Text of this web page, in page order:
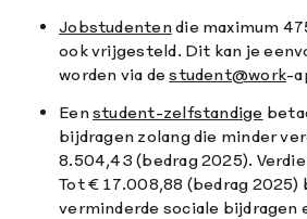
Jobstudentendie maximum
ook vrijgesteld. Dit kan je
worden via destudent@work-
Eenstudent-zelfstandige
bijdragen zolang die minder
8.504,43 (bedrag 2025).
Tot € 17.008,88 (bedrag 2025)
verminderde sociale bijdragen